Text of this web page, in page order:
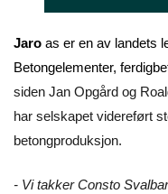
Jaro as er en av landets
Betongelementer,
siden Jan Opgård og
har selskapet videreført
betongproduksjon.
- Vi takker Consto